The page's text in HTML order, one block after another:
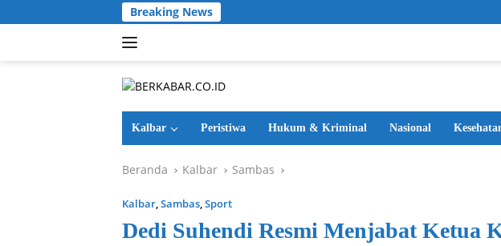
ke
Breaking News
Kalbar Peristiwa Hukum & Kriminal Nasional
Beranda Kalbar Sambas
Kalbar,Sambas,Sport
Dedi Suhendi Resmi Menjabat Ketua